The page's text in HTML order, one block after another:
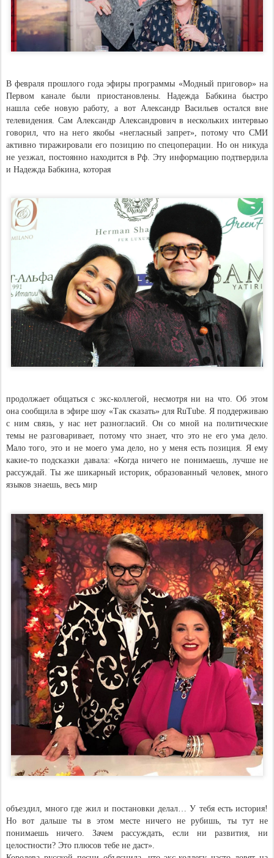
В февраля прошлого года эфиры программы «Модный приговор» на
Первом канале были приостановлены. Надежда Бабкина быстро
нашла себе новую работу, а вот Александр Васильев остался вне
телевидения. Сам Александр Александрович в нескольких интервью
говорил, что на него якобы «негласный запрет», потому что СМИ
активно тиражировали его позицию по спецоперации. Но он никуда
не уезжал, постоянно находится в Рф. Эту информацию подтвердила
и Надежда Бабкина, которая
продолжает общаться с экс-коллегой, несмотря ни на что. Об этом
она сообщила в эфире шоу «Так сказать» для RuTube. Я поддерживаю
с ним связь, у нас нет разногласий. Он со мной на политические
темы не разговаривает, потому что знает, что это не его ума дело.
Мало того, это и не моего ума дело, но у меня есть позиция. Я ему
какие-то подсказки давала: «Когда ничего не понимаешь, лучше не
рассуждай. Ты же шикарный историк, образованный человек, много
языков знаешь, весь мир
объездил, много где жил и постановки делал… У тебя есть история!
Но вот дальше ты в этом месте ничего не рубишь, ты тут не
понимаешь ничего. Зачем рассуждать, если ни развития, ни
целостности? Это плюсов тебе не даст».